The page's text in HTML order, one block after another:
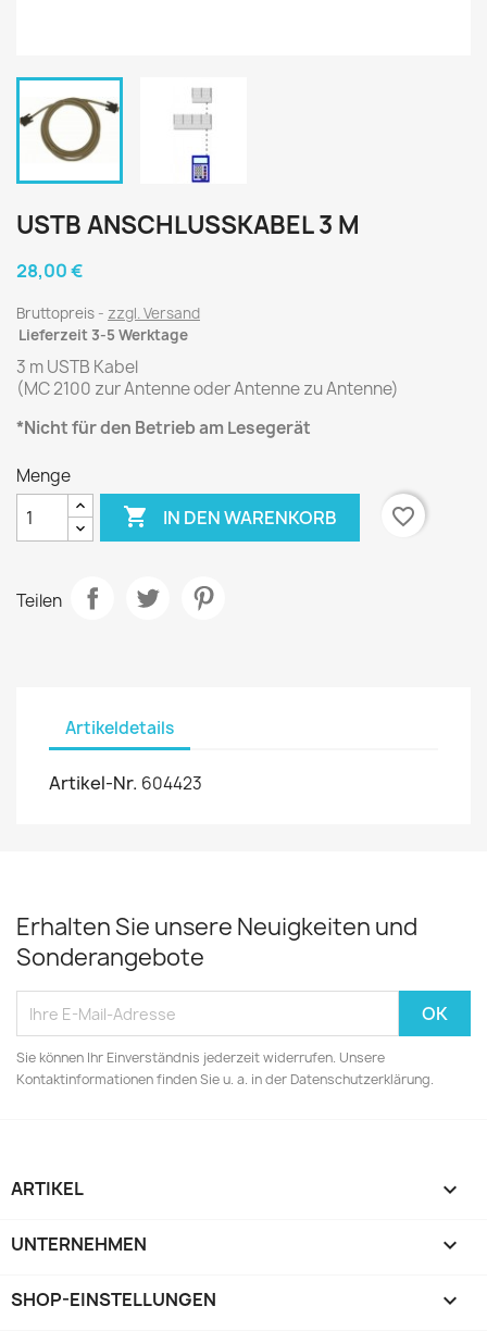
USTB ANSCHLUSSKABEL 3 M
28,00 €
Bruttopreis
zzgl. Versand
Lieferzeit 3-5 Werktage
3 m USTB Kabel
(MC 2100 zur Antenne oder Antenne zu Antenne)
*Nicht für den Betrieb am Lesegerät
Menge
 IN DEN WARENKORB favorite_border
Teilen
Artikeldetails
Artikel-Nr. 604423
Erhalten Sie unsere Neuigkeiten und
Sonderangebote
Sie können Ihr Einverständnis jederzeit widerrufen. Unsere
Kontaktinformationen finden Sie u. a. in der Datenschutzerklärung.
ARTIKEL 
UNTERNEHMEN 
SHOP-EINSTELLUNGEN keyboard_arrow_down